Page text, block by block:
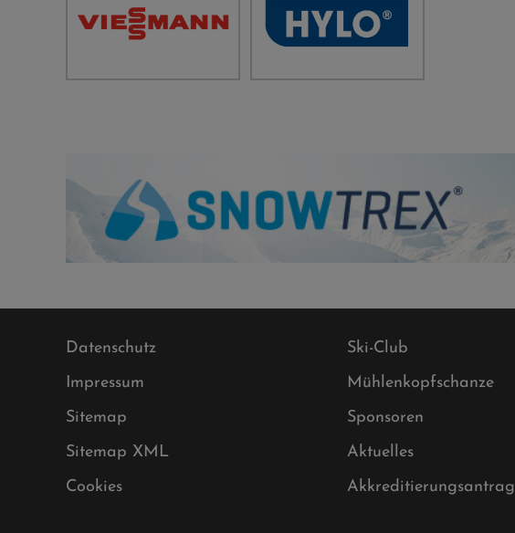
Datenschutz
Impressum
Sitemap
Sitemap XML
Cookies
Ski-Club
Mühlenkopfschanze
Sponsoren
Aktuelles
Akkreditierungsantrag